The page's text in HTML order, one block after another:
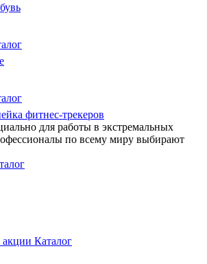
фитнес-трекеров
для работы в экстремальных
по всему миру выбирают
акции Каталог